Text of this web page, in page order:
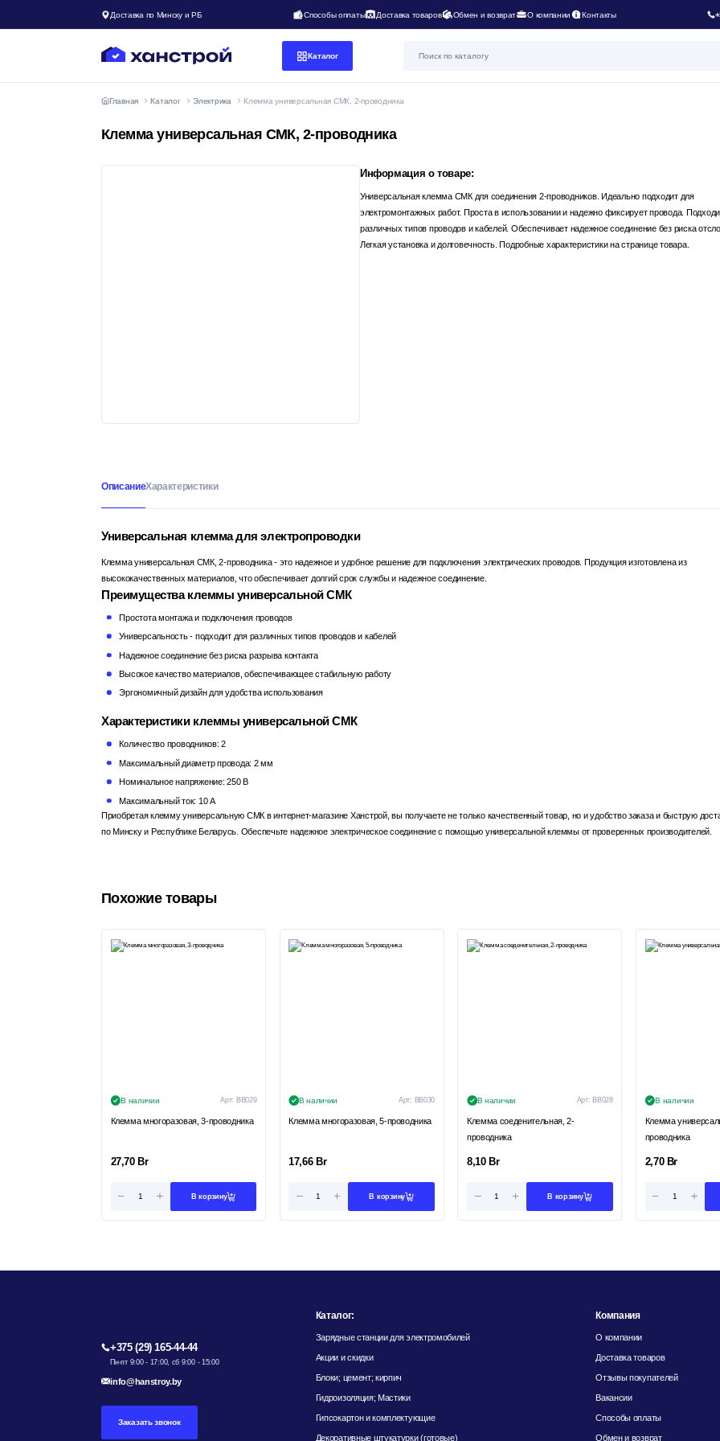
Доставка по Минску и РБ Способы оплаты Доставка товаров Обмен и возврат О компании Контакты
Каталог
Главная Каталог Электрика Клемма универсальная СМК, 2-проводника
Клемма универсальная СМК, 2-проводника
Информация о товаре:
Универсальная клемма СМК для соединения 2-проводников. Идеально подходит для
электромонтажных работ. Проста в использовании и надежно фиксирует провода.
различных типов проводов и кабелей. Обеспечивает надежное соединение без риска
Легкая установка и долговечность. Подробные характеристики на странице товара.
ОписаниеХарактеристики
Универсальная клемма для электропроводки
Клемма универсальная СМК, 2-проводника - это надежное и удобное решение для подключения электрических проводов. Продукция изготовлена из
высококачественных материалов, что обеспечивает долгий срок службы и надежное соединение.
Преимущества клеммы универсальной СМК
Простота монтажа и подключения проводов
Универсальность - подходит для различных типов проводов и кабелей
Надежное соединение без риска разрыва контакта
Высокое качество материалов, обеспечивающее стабильную работу
Эргономичный дизайн для удобства использования
Характеристики клеммы универсальной СМК
Количество проводников: 2
Максимальный диаметр провода: 2 мм
Номинальное напряжение: 250 В
Максимальный ток: 10 А
Приобретая клемму универсальную СМК в интернет-магазине Ханстрой, вы получаете не только качественный товар, но и удобство заказа и быструю
по Минску и Республике Беларусь. Обеспечьте надежное электрическое соединение с помощью универсальной клеммы от проверенных производителей.
Похожие товары
В наличии Арт: ВВ029
Клемма многоразовая, 3-проводника
27,70 Br
В корзину
В наличии Арт: ВВ030
Клемма многоразовая, 5-проводника
17,66 Br
В корзину
В наличии Арт: ВВ028
Клемма соеденительная, 2-
проводника
8,10 Br
В корзину
В наличии
Клемма
проводника
2,70 Br
+375 (29) 165-44-44
Пн-пт 9:00 - 17:00, сб 9:00 - 15:00
info@hanstroy.by
Заказать звонок
Каталог:
Зарядные станции для электромобилей
Акции и скидки
Блоки; цемент; кирпич
Гидроизоляция; Мастики
Гипсокартон и комплектующие
Декоративные штукатурки (готовые)
Компания
О компании
Доставка товаров
Отзывы покупателей
Вакансии
Способы оплаты
Обмен и возврат